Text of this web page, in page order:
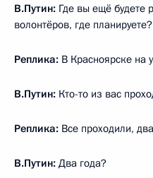
В.Путин: Где вы ещё будете
волонтёров, где планируете?
Реплика: В Красноярске на
В.Путин: Кто-то из вас
Реплика: Все проходили,
В.Путин: Два года?